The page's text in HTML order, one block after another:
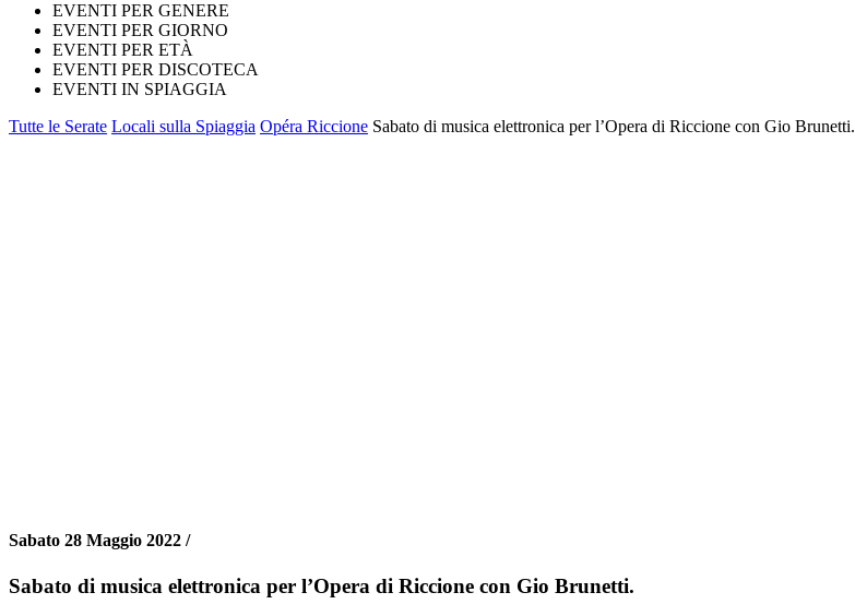
EVENTI PER GENERE
EVENTI PER GIORNO
EVENTI PER ETÀ
EVENTI PER DISCOTECA
EVENTI IN SPIAGGIA
Tutte le Serate Locali sulla Spiaggia Opéra Riccione Sabato di musica elettronica per l’Opera di Riccione con Gio Brunetti.
Sabato 28 Maggio 2022 /
Sabato di musica elettronica per l’Opera di Riccione con Gio Brunetti.